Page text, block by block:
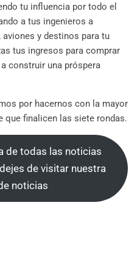
tu influencia por todo el
a tus ingenieros a
y destinos para tu
tus ingresos para comprar
construir una próspera
por hacernos con la mayor
que finalicen las siete rondas.
de todas las noticias
de visitar nuestra
noticias